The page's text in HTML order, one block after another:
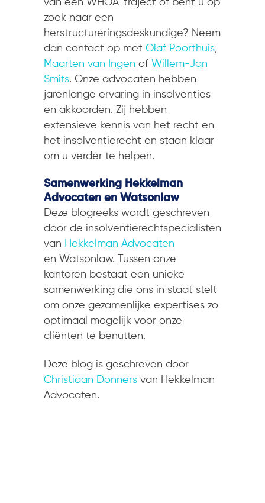
van een WHOA-traject of bent u op
zoek naar een
herstructureringsdeskundige? Neem
dan contact op met Olaf Poorthuis,
Maarten van Ingen of Willem-Jan
Smits. Onze advocaten hebben
jarenlange ervaring in insolventies
en akkoorden. Zij hebben
extensieve kennis van het recht en
het insolventierecht en staan klaar
om u verder te helpen.
Samenwerking Hekkelman
Advocaten en Watsonlaw
Deze blogreeks wordt geschreven
door de insolventierechtspecialisten
van Hekkelman Advocaten
en Watsonlaw. Tussen onze
kantoren bestaat een unieke
samenwerking die ons in staat stelt
om onze gezamenlijke expertises zo
optimaal mogelijk voor onze
cliënten te benutten.
Deze blog is geschreven door
Christiaan Donners van Hekkelman
Advocaten.